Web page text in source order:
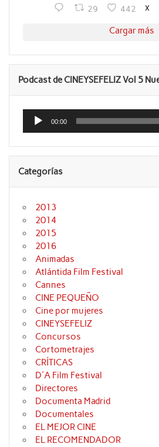
29 442 X
Cargar más
Podcast de CINEYSEFELIZ Vol 5
Reproductor
audio
00:00
Categorías
2013
2014
2015
2016
Animadas
Atlántida Film Festival
Cannes
CINE PEQUEÑO
Cine por mujeres
CINEYSEFELIZ
Concursos
Cortometrajes
CRÍTICAS
D'A Film Festival
Directores
Documenta Madrid
Documentales
EL MEJOR CINE
EL RECOMENDADOR